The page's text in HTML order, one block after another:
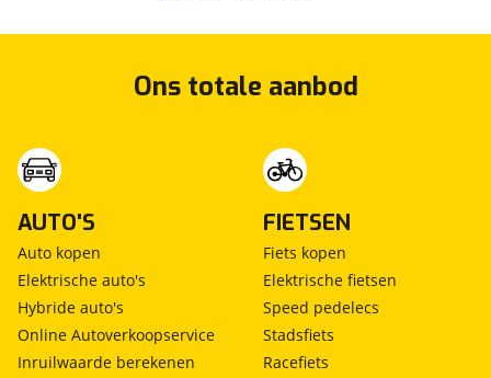
Ons totale aanbod
AUTO'S
Auto kopen
Elektrische auto's
Hybride auto's
Online Autoverkoopservice
Inruilwaarde berekenen
FIETSEN
Fiets kopen
Elektrische fietsen
Speed pedelecs
Stadsfiets
Racefiets